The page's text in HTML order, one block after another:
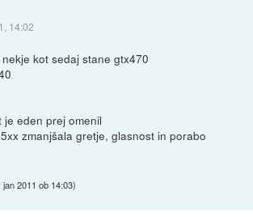
14:02
kot sedaj stane gtx470
eden prej omenil
zmanjšala gretje, glasnost in porabo
jan 2011 ob 14:03)